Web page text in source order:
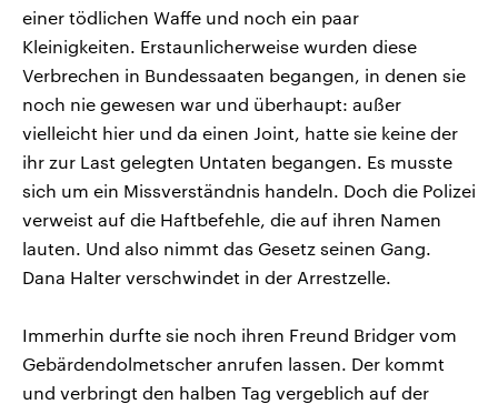
einer tödlichen Waffe und noch ein paar
Kleinigkeiten. Erstaunlicherweise wurden diese
Verbrechen in Bundessaaten begangen, in denen sie
noch nie gewesen war und überhaupt: außer
vielleicht hier und da einen Joint, hatte sie keine der
ihr zur Last gelegten Untaten begangen. Es musste
sich um ein Missverständnis handeln. Doch die Polizei
verweist auf die Haftbefehle, die auf ihren Namen
lauten. Und also nimmt das Gesetz seinen Gang.
Dana Halter verschwindet in der Arrestzelle.
Immerhin durfte sie noch ihren Freund Bridger vom
Gebärdendolmetscher anrufen lassen. Der kommt
und verbringt den halben Tag vergeblich auf der